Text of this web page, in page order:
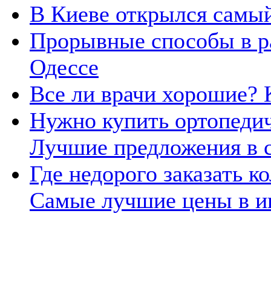
В Киеве открылся
Прорывные способы в
Одессе
Все ли врачи хорошие?
Нужно купить
Лучшие предложения в
Где недорого заказать
Самые лучшие цены в